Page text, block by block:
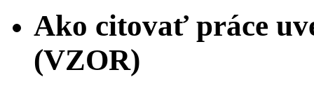
Ako citovať práce
(VZOR)